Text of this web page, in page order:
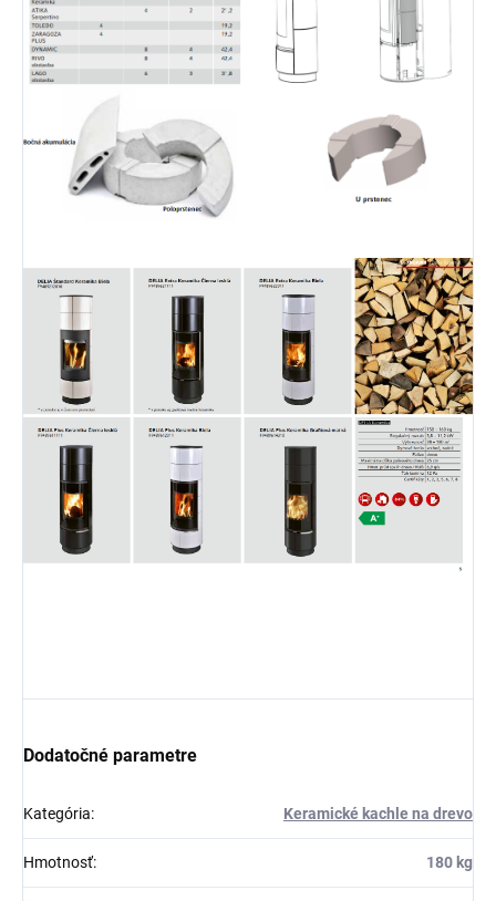
Dodatočné parametre
Kategória: Keramické kachle na drevo
Hmotnosť: 180 kg